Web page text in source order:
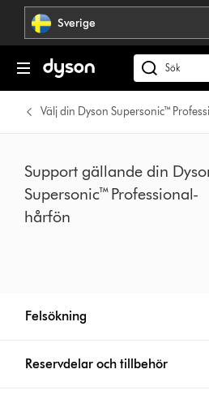
Hoppa
navigering
Sverige
Sök
på
dyson.se
Välj din Dyson Supersonic™
Support gällande din
Supersonic™ Professional-
hårfön
Felsökning
Reservdelar och tillbehör